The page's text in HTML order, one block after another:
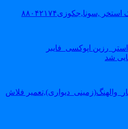
اپوکسی_فایبر
شد
فلاش